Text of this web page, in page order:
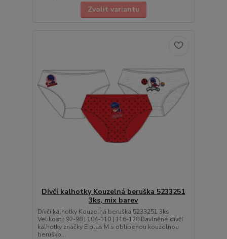
Zvolit variantu
Dívčí kalhotky Kouzelná beruška 5233251
3ks, mix barev
Dívčí kalhotky Kouzelná beruška 5233251 3ks
Velikosti: 92-98 | 104-110 | 116-128 Bavlněné dívčí
kalhotky značky E plus M s oblíbenou kouzelnou
beruško...